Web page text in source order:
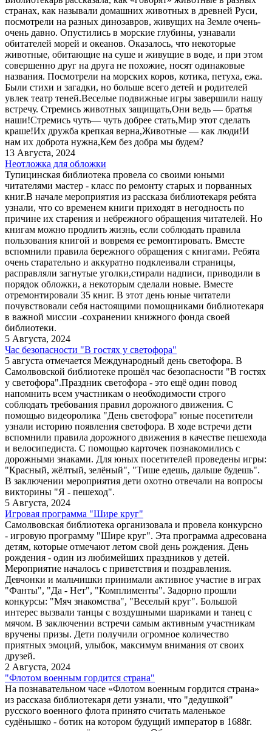
странах, как называли домашних животных в древней Руси,
посмотрели на разных динозавров, живущих на Земле очень-
очень давно. Опустились в морские глубины, узнавали
обитателей морей и океанов. Оказалось, что некоторые
животные, обитающие на суше и живущие в воде, и при этом
совершенно друг на друга не похожие, носят одинаковые
названия. Посмотрели на морских коров, котика, петуха, ежа.
Были стихи и загадки, но больше всего детей и родителей
увлек театр теней.Веселые подвижные игры завершили нашу
встречу. Стремись животных защищать,Они ведь — братья
наши!Стремись чуть— чуть добрее стать,Мир этот сделать
краше!Их дружба крепкая верна,Животные — как люди!И
нам их доброта нужна,Кем без добра мы будем?
13 Августа, 2024
Неотложка для обложки
Тупицинская библиотека провела со своими юными
читателями мастер - класс по ремонту старых и порванных
книг.В начале мероприятия из рассказа библиотекаря ребята
узнали, что со временем книги приходят в негодность по
причине их старения и небрежного обращения читателей. Но
книгам можно продлить жизнь, если соблюдать правила
пользования книгой и вовремя ее ремонтировать. Вместе
вспомнили правила бережного обращения с книгами. Ребята
очень старательно и аккуратно подклеивали страницы,
расправляли загнутые уголки,стирали надписи, приводили в
порядок обложки, а некоторым сделали новые. Вместе
отремонтировали 35 книг. В этот день юные читатели
почувствовали себя настоящими помощниками библиотекаря
в важной миссии -сохранении книжного фонда своей
библиотеки.
5 Августа, 2024
Час безопасности "В гостях у светофора"
5 августа отмечается Международный день светофора. В
Самолвовской библиотеке прошёл час безопасности "В гостях
у светофора".Праздник светофора - это ещё один повод
напомнить всем участникам о необходимости строго
соблюдать требования правил дорожного движения. С
помощью видеоролика "День светофора" юные посетители
узнали историю появления светофора. В ходе встречи дети
вспомнили правила дорожного движения в качестве пешехода
и велосипедиста. С помощью карточек познакомились с
дорожными знаками. Для юных посетителей проведены игры:
"Красный, жёлтый, зелёный", "Тише едешь, дальше будешь".
В заключении мероприятия дети охотно отвечали на вопросы
викторины "Я - пешеход".
5 Августа, 2024
Игровая программа "Шире круг"
Самолвовская библиотека организовала и провела конкурсно
- игровую программу "Шире круг". Эта программа адресована
детям, которые отмечают летом свой день рождения. День
рождения - один из любимейших праздников у детей.
Мероприятие началось с приветствия и поздравления.
Девчонки и мальчишки принимали активное участие в играх
"Фанты", "Да - Нет", "Комплименты". Задорно прошли
конкурсы: "Мяч знакомства", "Веселый круг". Большой
интерес вызвали танцы с воздушными шариками и танец с
мячом. В заключении встречи самым активным участникам
вручены призы. Дети получили огромное количество
приятных эмоций, улыбок, максимум внимания от своих
друзей.
2 Августа, 2024
"Флотом военным гордится страна"
На познавательном часе «Флотом военным гордится страна»
из рассказа библиотекаря дети узнали, что "дедушкой"
русского военного флота принято считать маленькое
судёнышко - ботик на котором будущий император в 1688г.